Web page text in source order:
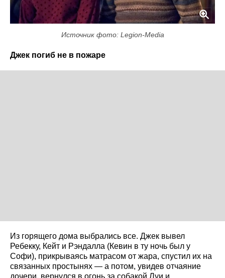
Источник фото: Legion-Media
Джек погиб не в пожаре
Из горящего дома выбрались все. Джек вывел
Ребекку, Кейт и Рэндалла (Кевин в ту ночь был у
Софи), прикрываясь матрасом от жара, спустил их на
связанных простынях — а потом, увидев отчаяние
дочери, вернулся в огонь за собакой Луи и